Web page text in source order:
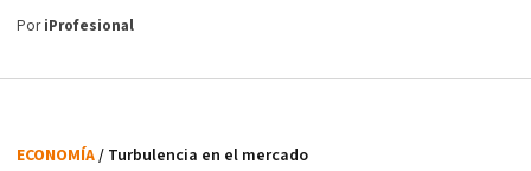
PoriProfesional
ECONOMÍA/ Turbulencia en el mercado